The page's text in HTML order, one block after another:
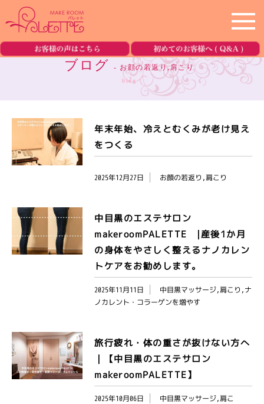
ホーム home
メニュー menu
美容機器の紹介 equipment
ご予約・お問合せ reservation
ブログ - お顔の若返り,肩こり
blog
年末年始、冷えとむくみが老け見え
をつくる
2025年12月27日 お顔の若返り,肩こり
中目黒のエステサロン
makeroomPALETTE |産後1か月
の身体をやさしく整えるナノカレン
トケアをお勧めします。
2025年11月11日
中目黒マッサージ,肩こり,ナ
ノカレント・コラーゲンを増やす
旅行疲れ・体の重さが抜けない方へ
｜【中目黒のエステサロン
makeroomPALETTE】
2025年10月06日
中目黒マッサージ,肩こ